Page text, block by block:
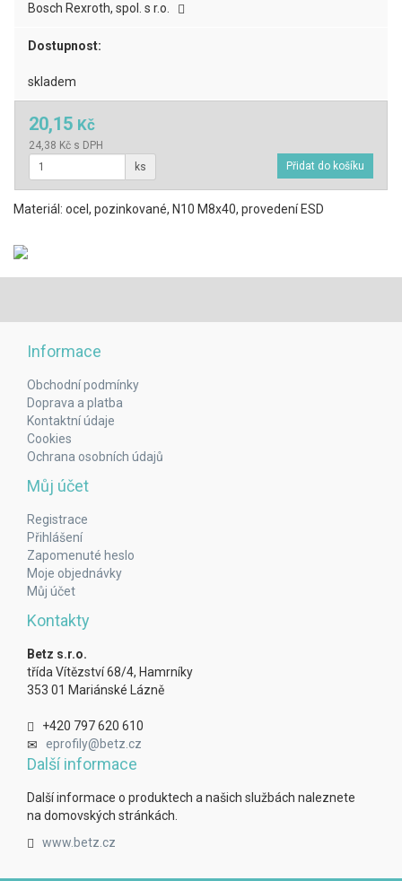
Bosch Rexroth, spol. s r.o.
Dostupnost:
skladem
20,15 Kč
24,38 Kč s DPH
ks
Materiál: ocel, pozinkované, N10 M8x40, provedení ESD
Informace
Obchodní podmínky
Doprava a platba
Kontaktní údaje
Cookies
Ochrana osobních údajů
Můj účet
Registrace
Přihlášení
Zapomenuté heslo
Moje objednávky
Můj účet
Kontakty
Betz s.r.o.
třída Vítězství 68/4, Hamrníky
353 01 Mariánské Lázně
+420 797 620 610
eprofily@betz.cz
Další informace
Další informace o produktech a našich službách naleznete
na domovských stránkách.
www.betz.cz